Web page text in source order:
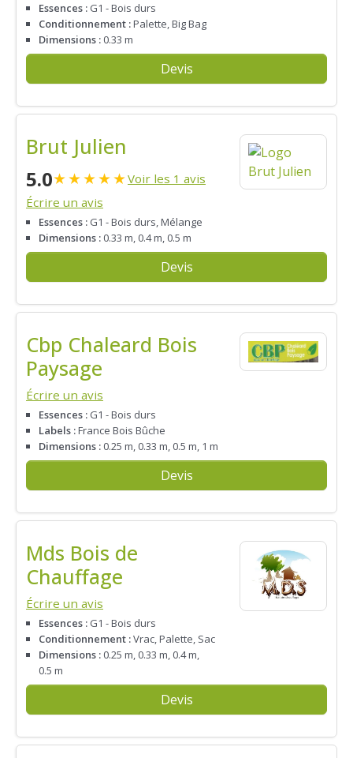
Essences : G1 - Bois durs
Conditionnement :Palette, Big Bag
Dimensions : 0.33 m
Devis
Brut Julien
5.0★★★★★Voir les 1 avis
Écrire un avis
Essences : G1 - Bois durs, Mélange
Dimensions : 0.33 m, 0.4 m, 0.5 m
Devis
Cbp Chaleard Bois
Paysage
Écrire un avis
Essences : G1 - Bois durs
Labels :France Bois Bûche
Dimensions : 0.25 m, 0.33 m, 0.5 m, 1 m
Devis
Mds Bois de
Chauffage
Écrire un avis
Essences : G1 - Bois durs
Conditionnement :Vrac, Palette, Sac
Dimensions : 0.25 m, 0.33 m, 0.4 m,
0.5 m
Devis